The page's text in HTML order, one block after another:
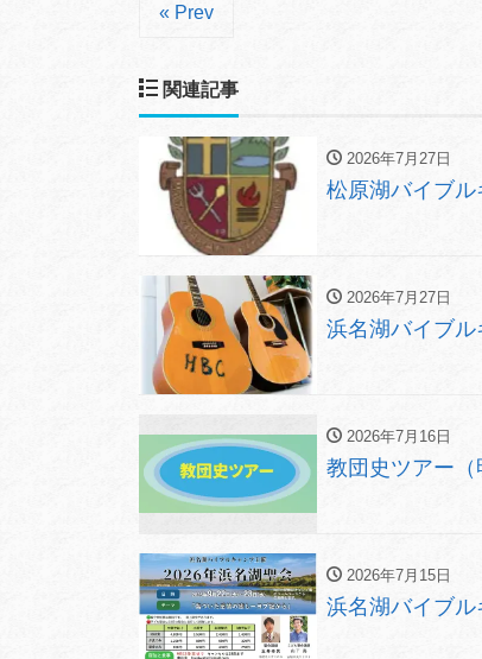
« Prev
関連記事
2026年7月27日
松原湖バイブ
2026年7月27日
浜名湖バイブ
2026年7月16日
教団史ツアー
2026年7月15日
浜名湖バイブ